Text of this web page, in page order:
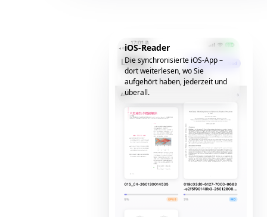
iOS-Reader
Die synchronisierte iOS-App –
dort weiterlesen, wo Sie
aufgehört haben, jederzeit und
überall.